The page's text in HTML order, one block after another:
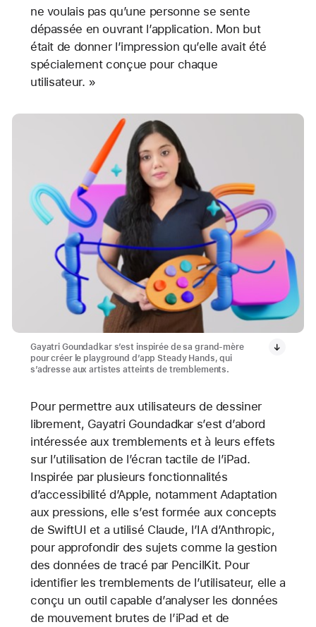
ne voulais pas qu’une personne se sente
dépassée en ouvrant l’application. Mon but
était de donner l’impression qu’elle avait été
spécialement conçue pour chaque
utilisateur. »
Gayatri Goundadkar s’est inspirée de sa grand-mère
pour créer le playground d’app Steady Hands, qui
s’adresse aux artistes atteints de tremblements.
Pour permettre aux utilisateurs de dessiner
librement, Gayatri Goundadkar s’est d’abord
intéressée aux tremblements et à leurs effets
sur l’utilisation de l’écran tactile de l’iPad.
Inspirée par plusieurs fonctionnalités
d’accessibilité d’Apple, notamment Adaptation
aux pressions, elle s’est formée aux concepts
de SwiftUI et a utilisé Claude, l’IA d’Anthropic,
pour approfondir des sujets comme la gestion
des données de tracé par PencilKit. Pour
identifier les tremblements de l’utilisateur, elle a
conçu un outil capable d’analyser les données
de mouvement brutes de l’iPad et de